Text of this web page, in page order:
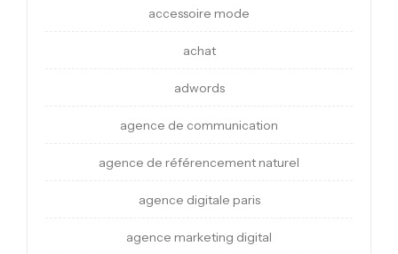
accessoire mode
achat
adwords
agence de communication
agence de référencement naturel
agence digitale paris
agence marketing digital